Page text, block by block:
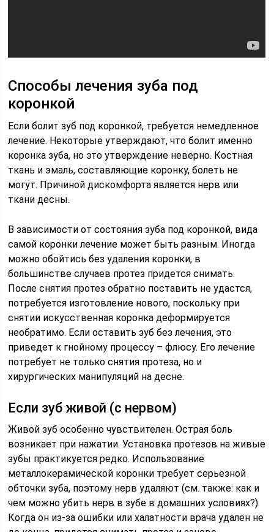
Способы лечения зуба под
коронкой
Если болит зуб под коронкой, требуется немедленное
лечение. Некоторые утверждают, что болит именно
коронка зуба, но это утверждение неверно. Костная
ткань и эмаль, составляющие коронку, болеть не
могут. Причиной дискомфорта является нерв или
ткани десны.
В зависимости от состояния зуба под коронкой, вида
самой коронки лечение может быть разным. Иногда
можно обойтись без удаления коронки, в
большинстве случаев протез придется снимать.
После снятия протез обратно поставить не удастся,
потребуется изготовление нового, поскольку при
снятии искусственная коронка деформируется
необратимо. Если оставить зуб без лечения, это
приведет к гнойному процессу – флюсу. Его лечение
потребует не только снятия протеза, но и
хирургических манипуляций на десне.
Если зуб живой (с нервом)
Живой зуб особенно чувствителен. Острая боль
возникает при нажатии. Установка протезов на живые
зубы практикуется редко. Использование
металлокерамической коронки требует серьезной
обточки зуба, поэтому нерв удаляют (см. также: как и
чем можно убить нерв в зубе в домашних условиях?).
Когда он из-за ошибки или халатности врача удален не